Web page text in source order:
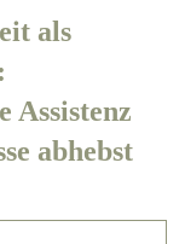
als
Assistenz
abhebst